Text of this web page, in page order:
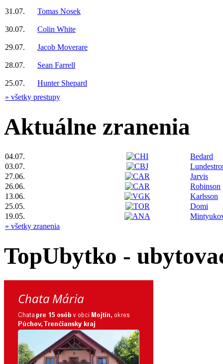
31.07. Tomas Nosek
30.07. Colin White
29.07. Jacob Moverare
28.07. Sean Farrell
25.07.
Hunter Shepard
» všetky prestupy
Aktuálne zranenia
04.07.
Bedard
03.07.
27.06.
Jarvis
26.06.
Robinson
13.06.
Karlsson
25.05.
Domi
19.05.
» všetky zranenia
TopUbytko -